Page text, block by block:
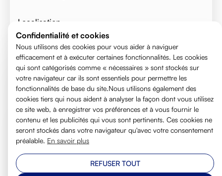
Localisation
Voiron
Voreppe
Saint-Égrève
Meylan
Saint Martin d'hères
Grenoble
Annecy
Contact
Saint Jean de Moirans, Auvergne-Rhône-Alpes
contact@assur-credits.fr
Confidentialité et cookies
Nous utilisons des cookies pour vous aider à naviguer
efficacement et à exécuter certaines fonctionnalités. Les cookies
qui sont catégorisés comme « nécessaires » sont stockés sur
votre navigateur car ils sont essentiels pour permettre les
fonctionnalités de base du site.Nous utilisons également des
cookies tiers qui nous aident à analyser la façon dont vous utilisez
ce site web, à enregistrer vos préférences et à vous fournir le
contenu et les publicités qui vous sont pertinents. Ces cookies ne
seront stockés dans votre navigateur qu'avec votre consentement
préalable. En savoir plus
REFUSER TOUT